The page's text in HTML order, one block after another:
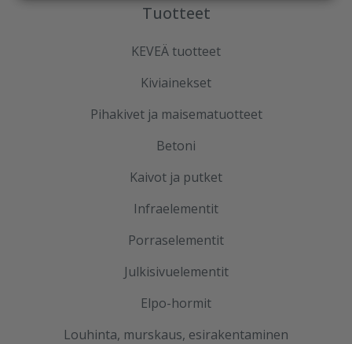
Tuotteet
KEVEÄ tuotteet
Kiviainekset
Pihakivet ja maisematuotteet
Betoni
Kaivot ja putket
Infraelementit
Porraselementit
Julkisivuelementit
Elpo-hormit
Louhinta, murskaus, esirakentaminen